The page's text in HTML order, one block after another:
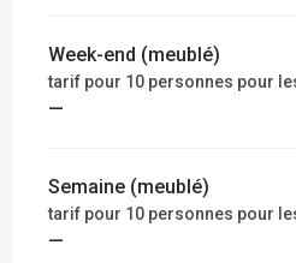
Week-end (meublé)
tarif pour 10 personnes pour
—
Semaine (meublé)
tarif pour 10 personnes pour
—